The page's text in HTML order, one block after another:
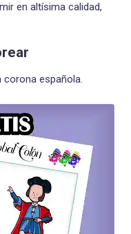
en altísima calidad,
corona española.